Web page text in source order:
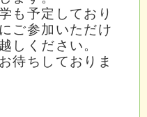
も予定しており
ご参加いただけ
しください。
待ちしておりま